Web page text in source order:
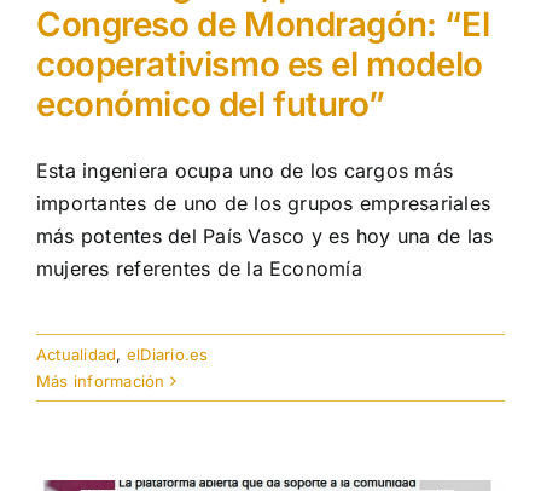
Congreso de Mondragón: “El
cooperativismo es el modelo
económico del futuro”
Esta ingeniera ocupa uno de los cargos más
importantes de uno de los grupos empresariales
más potentes del País Vasco y es hoy una de las
mujeres referentes de la Economía
Actualidad, elDiario.es
Más información